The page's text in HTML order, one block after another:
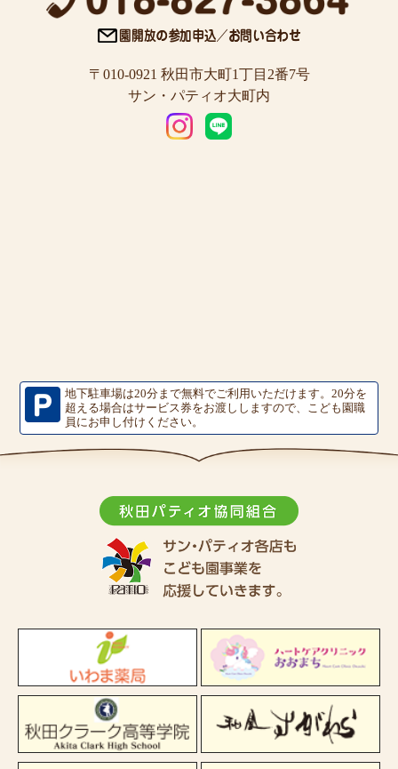
〒010-0921 秋田市大町1丁目2番7号
サン・パティオ大町内
地下駐車場は20分まで無料でご利用いただけます。20分を
超える場合はサービス券をお渡ししますので、こども園職
員にお申し付けください。